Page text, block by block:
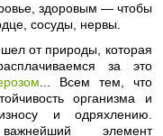
здоровым — чтобы
сосуды, нервы.
от природы, которая
за это
... Всем тем, что
организма и
и одряхлению.
элемент